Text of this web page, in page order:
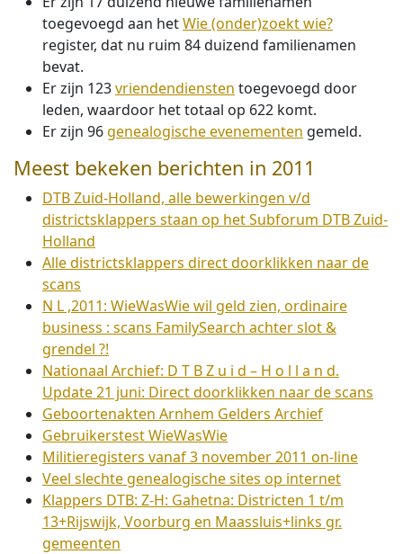
toegevoegd aan hetWie (onder)zoekt wie?
register, dat nu ruim 84 duizend familienamen
bevat.
Er zijn 123vriendendiensten toegevoegd door
leden, waardoor het totaal op 622 komt.
Er zijn 96genealogische evenementen gemeld.
Meest bekeken berichten in 2011
DTB Zuid-Holland, alle bewerkingen v/d
districtsklappers staan op het Subforum DTB Zuid-
Holland
Alle districtsklappers direct doorklikken naar de
scans
N L ,2011: WieWasWie wil geld zien, ordinaire
business : scans FamilySearch achter slot &
grendel ?!
Nationaal Archief: D T B Z u i d – H o l l a n d.
Update 21 juni: Direct doorklikken naar de scans
Geboortenakten Arnhem Gelders Archief
Gebruikerstest WieWasWie
Militieregisters vanaf 3 november 2011 on-line
Veel slechte genealogische sites op internet
Klappers DTB: Z-H: Gahetna: Districten 1 t/m
13+Rijswijk, Voorburg en Maassluis+links gr.
gemeenten